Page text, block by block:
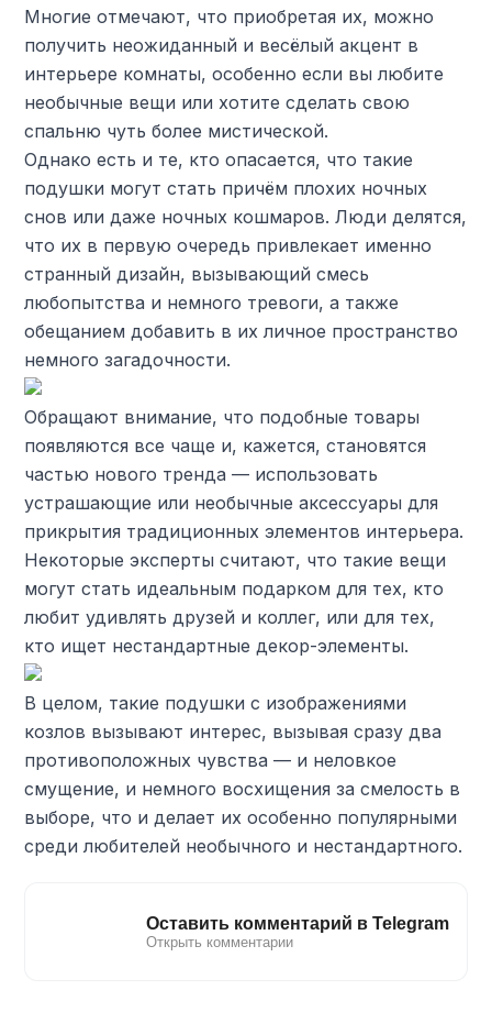
Многие отмечают, что приобретая их, можно
получить неожиданный и весёлый акцент в
интерьере комнаты, особенно если вы любите
необычные вещи или хотите сделать свою
спальню чуть более мистической.
Однако есть и те, кто опасается, что такие
подушки могут стать причём плохих ночных
снов или даже ночных кошмаров. Люди делятся,
что их в первую очередь привлекает именно
странный дизайн, вызывающий смесь
любопытства и немного тревоги, а также
обещанием добавить в их личное пространство
немного загадочности.
Обращают внимание, что подобные товары
появляются все чаще и, кажется, становятся
частью нового тренда — использовать
устрашающие или необычные аксессуары для
прикрытия традиционных элементов интерьера.
Некоторые эксперты считают, что такие вещи
могут стать идеальным подарком для тех, кто
любит удивлять друзей и коллег, или для тех,
кто ищет нестандартные декор-элементы.
В целом, такие подушки с изображениями
козлов вызывают интерес, вызывая сразу два
противоположных чувства — и неловкое
смущение, и немного восхищения за смелость в
выборе, что и делает их особенно популярными
среди любителей необычного и нестандартного.